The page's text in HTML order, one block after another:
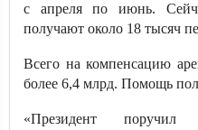
с апреля по июнь.
получают около 18 тысяч
Всего на компенсацию
более 6,4 млрд. Помощь
«Президент поручил